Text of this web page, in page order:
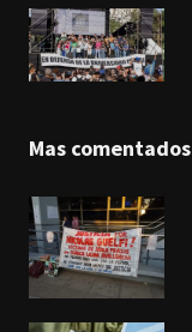
Mas comentados